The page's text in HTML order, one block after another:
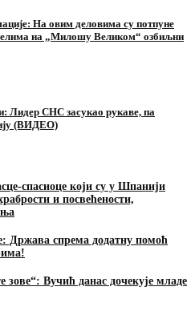
На овим деловима су потпуне
на „Милошу Великом“ озбиљни
СНС засукао рукаве, па
(ВИДЕО)
спасиоце који су у Шпанији
и посвећености,
Држава спрема додатну помоћ
Вучић данас дочекује младе